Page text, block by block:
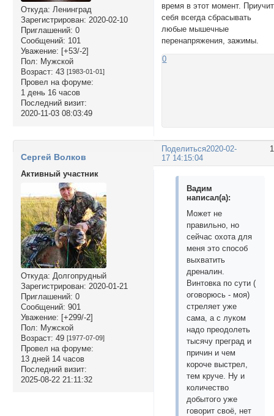
Откуда: Ленинград
Зарегистрирован: 2020-02-10
Приглашений: 0
Сообщений: 101
Уважение: [+53/-2]
Пол: Мужской
Возраст: 43 [1983-01-01]
Провел на форуме:
1 день 16 часов
Последний визит:
2020-11-03 08:03:49
время в этот момент.
себя всегда сбрасывать
любые мышечные
перенапряжения, зажимы.
0
Поделиться2020-02-
17 14:15:04
Сергей Волков
Активный участник
Откуда: Долгопрудный
Зарегистрирован: 2020-01-21
Приглашений: 0
Сообщений: 901
Уважение: [+299/-2]
Пол: Мужской
Возраст: 49 [1977-07-09]
Провел на форуме:
13 дней 14 часов
Последний визит:
2025-08-22 21:11:32
Вадим
написал(а):
Может не
правильно, но
сейчас охота для
меня это способ
выхватить
дреналин.
Винтовка по сути (
оговорюсь - моя)
стреляет уже
сама, а с луком
надо преодолеть
тысячу преград и
причин и чем
короче выстрел,
тем круче. Ну и
количество
добытого уже
говорит своё, нет